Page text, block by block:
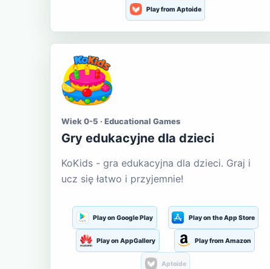
Play from Aptoide
Wiek 0-5 · Educational Games
Gry edukacyjne dla dzieci
KoKids - gra edukacyjna dla dzieci. Graj i
ucz się łatwo i przyjemnie!
Play on Google Play Play on the App Store
Play on AppGallery Play from Amazon
Aptoide